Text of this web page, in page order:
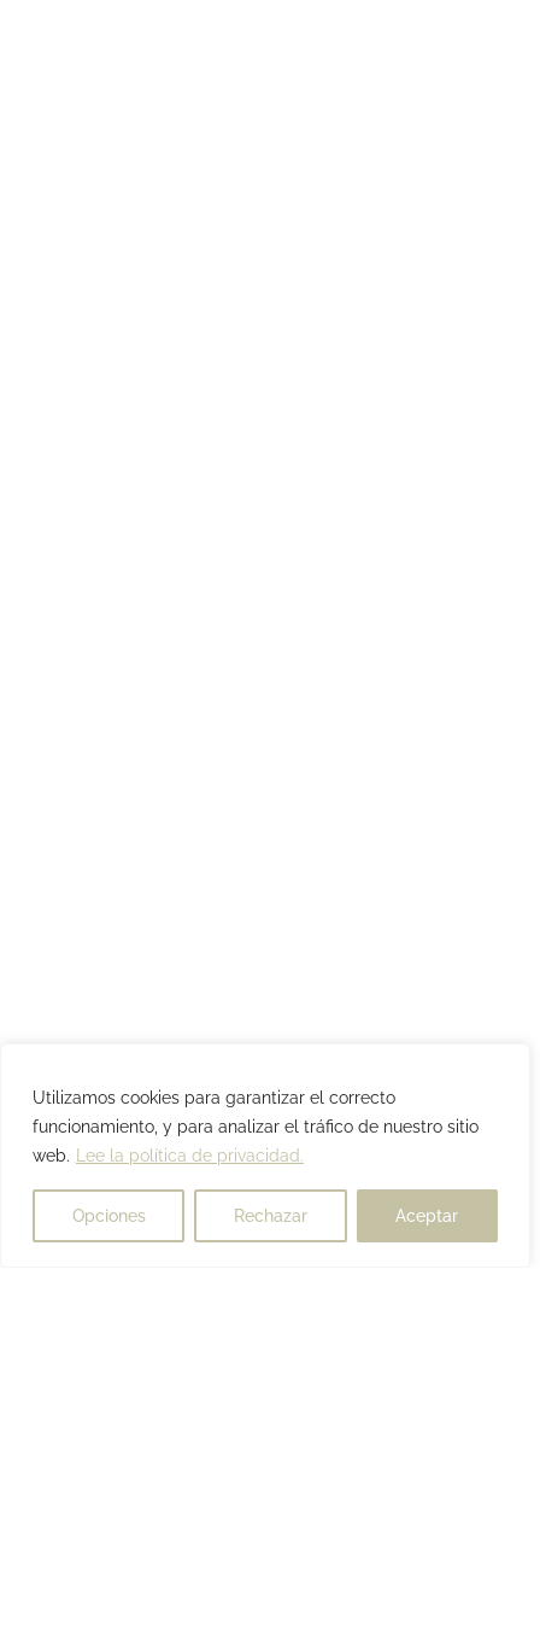
Utilizamos cookies para garantizar el correcto
funcionamiento, y para analizar el tráfico de nuestro sitio
web.
Lee la política de privacidad.
Opciones Rechazar Aceptar